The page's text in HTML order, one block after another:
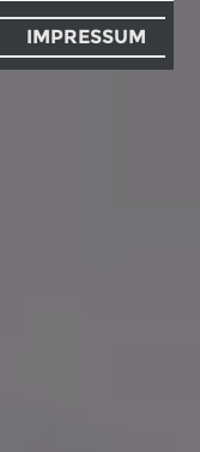
IMPRESSUM